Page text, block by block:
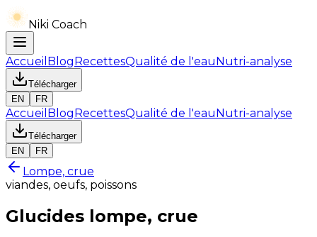
Niki Coach
Accueil BlogRecettesQualité de l'eauNutri-analyse
Télécharger
EN
FR
Accueil BlogRecettesQualité de l'eauNutri-analyse
Télécharger
EN
FR
Lompe, crue
viandes, oeufs, poissons
Glucides lompe, crue